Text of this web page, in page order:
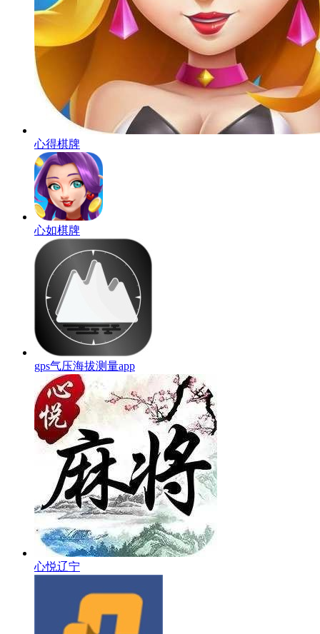
心得棋牌
心如棋牌
gps气压海拔测量app
心悦辽宁